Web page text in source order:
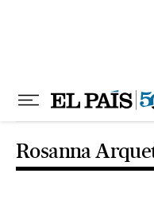
Rosanna